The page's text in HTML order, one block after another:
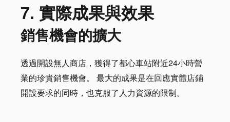
7. 實際成果與效果
銷售機會的擴大
透過開設無人商店，獲得了都心車站附近24小時營
業的珍貴銷售機會。 最大的成果是在回應實體店鋪
開設要求的同時，也克服了人力資源的限制。